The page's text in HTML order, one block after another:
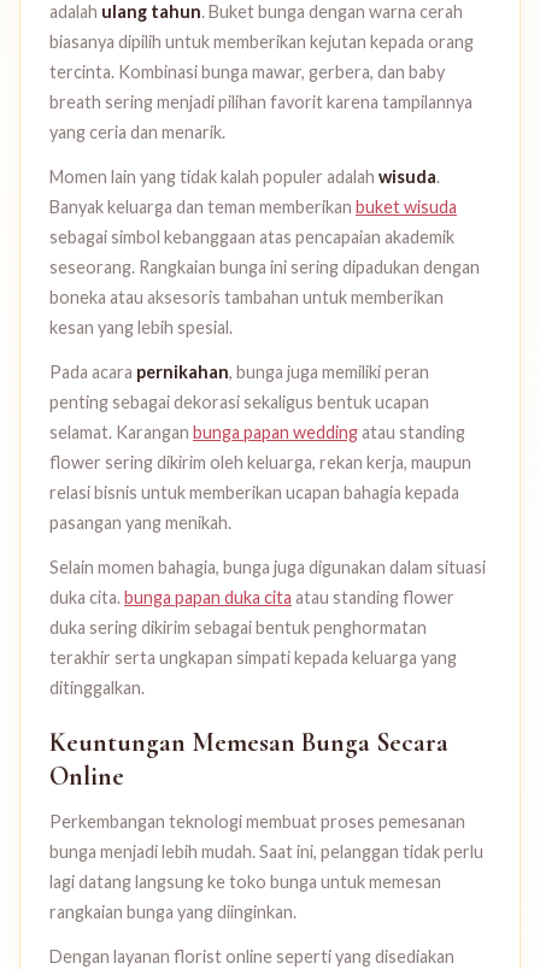
adalah ulang tahun. Buket bunga dengan warna cerah
biasanya dipilih untuk memberikan kejutan kepada orang
tercinta. Kombinasi bunga mawar, gerbera, dan baby
breath sering menjadi pilihan favorit karena tampilannya
yang ceria dan menarik.
Momen lain yang tidak kalah populer adalah wisuda.
Banyak keluarga dan teman memberikan buket wisuda
sebagai simbol kebanggaan atas pencapaian akademik
seseorang. Rangkaian bunga ini sering dipadukan dengan
boneka atau aksesoris tambahan untuk memberikan
kesan yang lebih spesial.
Pada acara pernikahan, bunga juga memiliki peran
penting sebagai dekorasi sekaligus bentuk ucapan
selamat. Karangan bunga papan weddingatau standing
flower sering dikirim oleh keluarga, rekan kerja, maupun
relasi bisnis untuk memberikan ucapan bahagia kepada
pasangan yang menikah.
Selain momen bahagia, bunga juga digunakan dalam situasi
duka cita.bunga papan duka cita atau standing flower
duka sering dikirim sebagai bentuk penghormatan
terakhir serta ungkapan simpati kepada keluarga yang
ditinggalkan.
Keuntungan Memesan Bunga Secara
Online
Perkembangan teknologi membuat proses pemesanan
bunga menjadi lebih mudah. Saat ini, pelanggan tidak perlu
lagi datang langsung ke toko bunga untuk memesan
rangkaian bunga yang diinginkan.
Dengan layanan florist online seperti yang disediakan